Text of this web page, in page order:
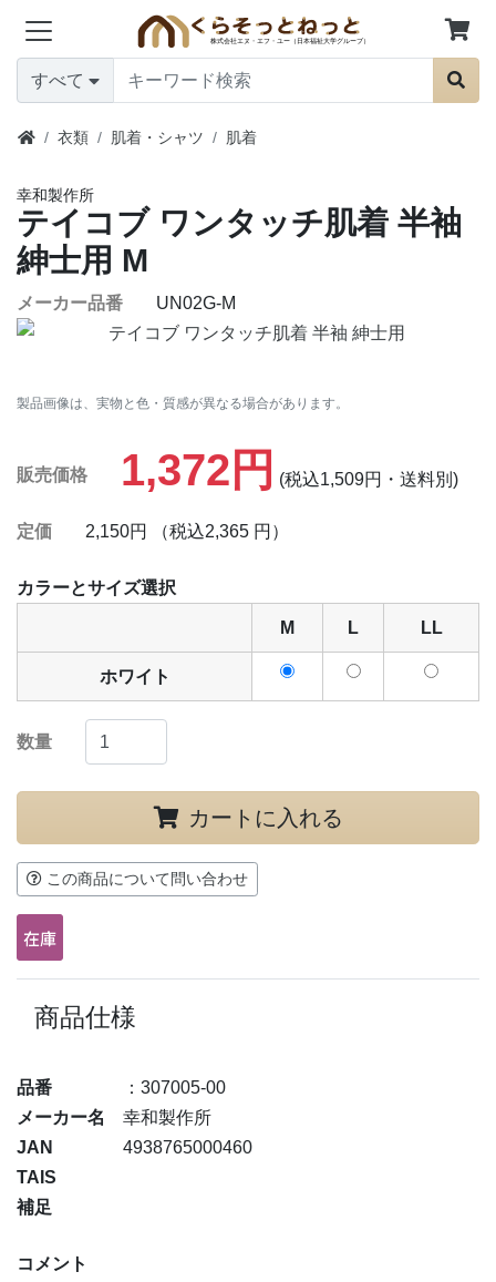
すべて
衣類 肌着・シャツ 肌着
幸和製作所
テイコブ ワンタッチ肌着 半袖
紳士用 M
メーカー品番 UN02G-M
製品画像は、実物と色・質感が異なる場合があります。
販売価格 1,372円 (税込1,509円・送料別)
定価 2,150円 （税込2,365 円）
カラーとサイズ選択
M L LL
ホワイト
数量
カートに入れる
この商品について問い合わせ
商品仕様
品番
：307005-00
メーカー名
幸和製作所
JAN
4938765000460
TAIS
補足
コメント